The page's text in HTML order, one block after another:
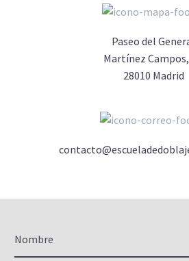
Paseo del
Martínez Campos,
28010 Madrid